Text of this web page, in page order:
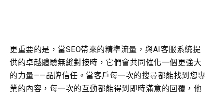
更重要的是，當SEO帶來的精準流量，與AI客服系統提
供的卓越體驗無縫對接時，它們會共同催化一個更強大
的力量——品牌信任。當客戶每一次的搜尋都能找到您專
業的內容，每一次的互動都能得到即時滿意的回覆，他